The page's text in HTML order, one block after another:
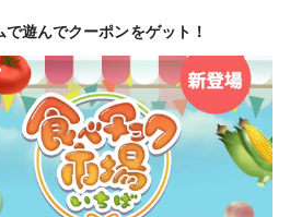
遊んでクーポンをゲット！